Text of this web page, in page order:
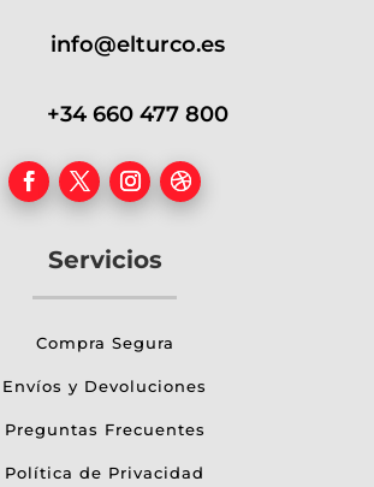
info@elturco.es
+34 660 477 800
Servicios
Compra Segura
Envíos y Devoluciones
Preguntas Frecuentes
Política de Privacidad